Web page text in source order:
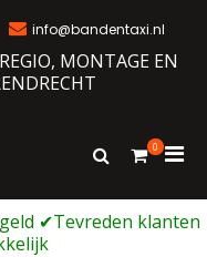
info@bandentaxi.nl
MONTAGE EN
met eigen webshop
Toon
0
voor